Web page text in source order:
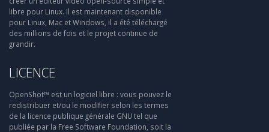
libre pour Linux. Il est maintenant disponible
pour Linux, Mac et Windows, il a été téléchargé
des millions de fois et le projet continue de
grandir.
LICENCE
OpenShot™ est un logiciel libre : vous pouvez le
redistribuer et/ou le modifier selon les termes
de la licence publique générale GNU tel que
publiée par la Free Software Foundation, soit la